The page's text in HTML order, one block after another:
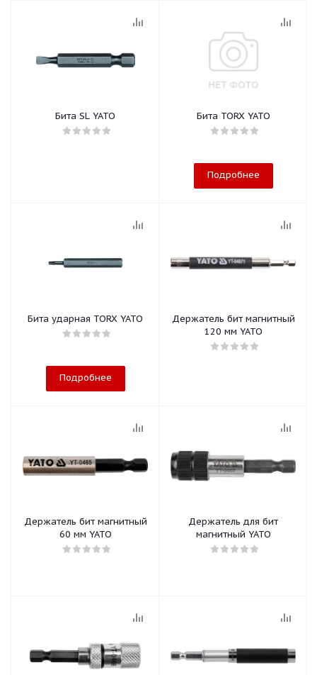
Бита SL YATO Бита TORX YATO
Подробнее
Бита ударная TORX YATO
Подробнее
Держатель бит магнитный
120 мм YATO
Держатель бит магнитный
60 мм YATO
Держатель для бит
магнитный YATO